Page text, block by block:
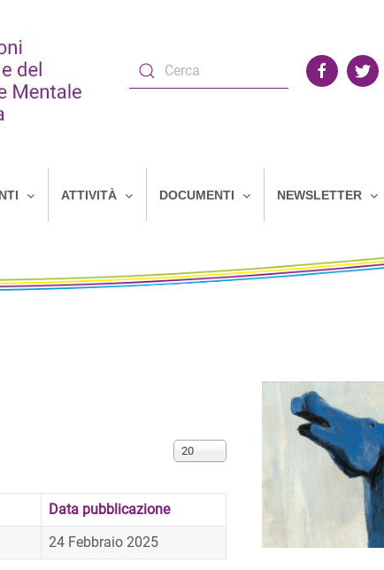
ATTIVITÀ DOCUMENTI NEWSLETTER
Visualizza n.
20
Data pubblicazione
24 Febbraio 2025